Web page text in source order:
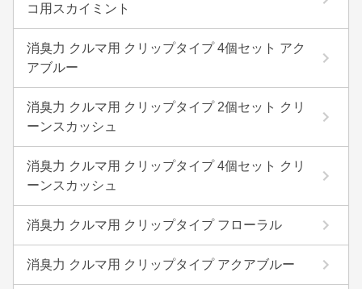
コ用スカイミント
消臭力 クルマ用 クリップタイプ 4個セット アク
アブルー
消臭力 クルマ用 クリップタイプ 2個セット クリ
ーンスカッシュ
消臭力 クルマ用 クリップタイプ 4個セット クリ
ーンスカッシュ
消臭力 クルマ用 クリップタイプ フローラル
消臭力 クルマ用 クリップタイプ アクアブルー